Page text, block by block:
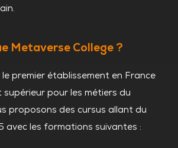
Metaverse College ?
premier établissement en France
supérieur pour les métiers du
proposons des cursus allant du
avec les formations suivantes :